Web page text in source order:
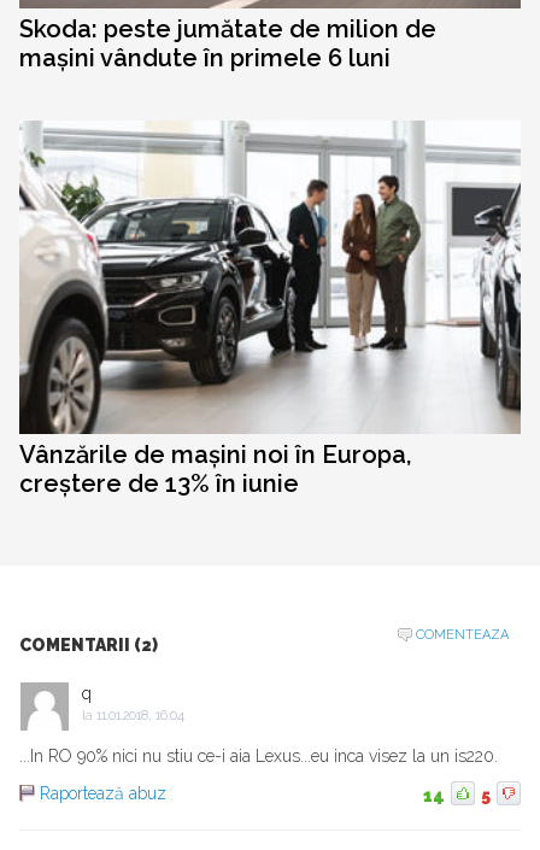
Skoda: peste jumătate de milion de
mașini vândute în primele 6 luni
Vânzările de mașini noi în Europa,
creștere de 13% în iunie
COMENTARII (2)
COMENTEAZA
q
la 11.01.2018, 16:04
...In RO 90% nici nu stiu ce-i aia Lexus...eu inca visez la un is220.
Raportează abuz
14 5